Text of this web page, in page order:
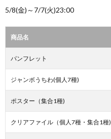
5/8(金)～7/7(火)23:00
商品名
パンフレット
ジャンボうちわ(個人7種)
ポスター（集合1種)
クリアファイル（個人7種・集合1種)